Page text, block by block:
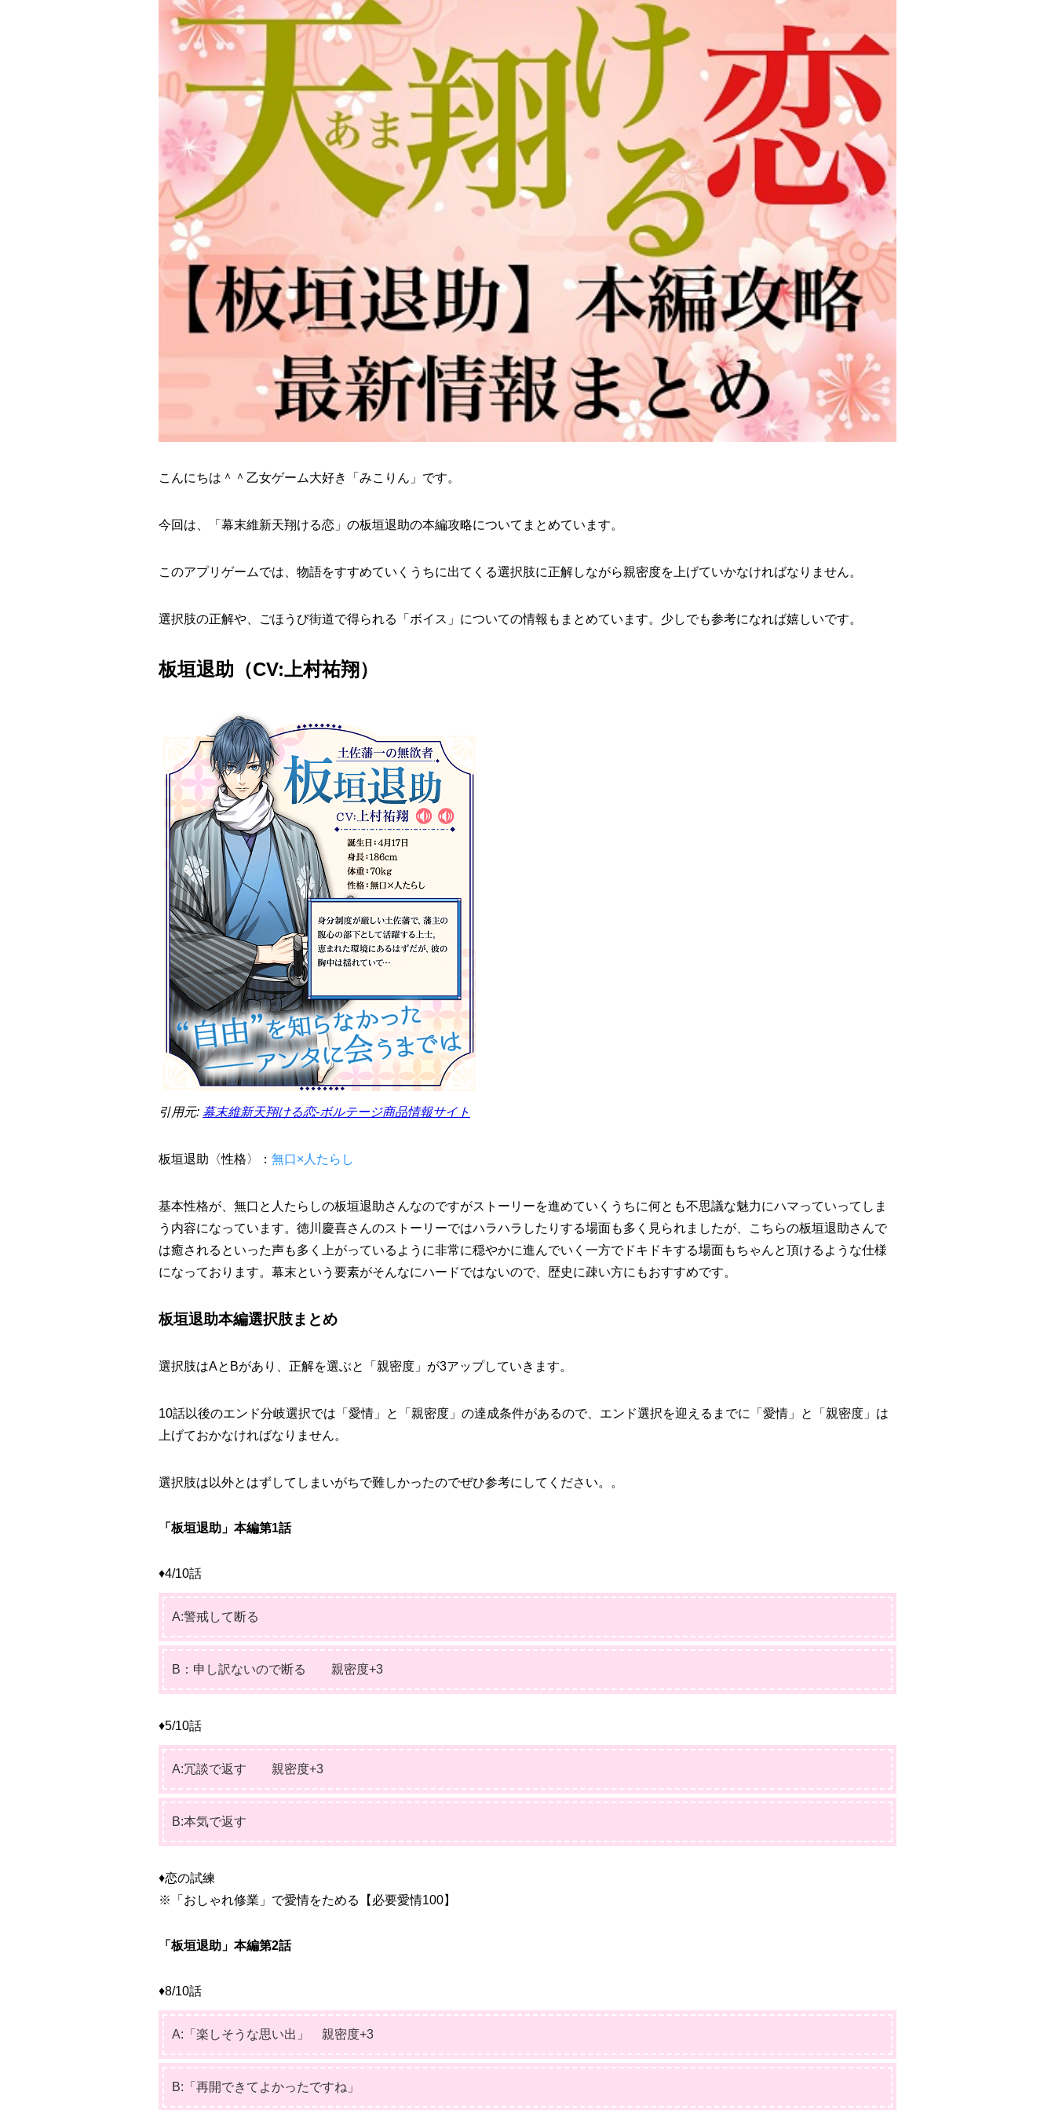
こんにちは＾＾乙女ゲーム大好き「みこりん」です。
今回は、 「幕末維新天翔ける恋」 の板垣退助の本編攻略についてまとめています。
このアプリゲームでは、物語をすすめていくうちに出てくる選択肢に正解しながら親密度を上げていかなければなりません。
選択肢の正解や、ごほうび街道で得られる「ボイス」についての情報もまとめています。少しでも参考になれば嬉しいです。
板垣退助（CV:上村祐翔）
引用元: 幕末維新天翔ける恋-ボルテージ商品情報サイト
板垣退助〈性格〉： 無口×人たらし
基本性格が、無口と人たらしの板垣退助さんなのですがストーリーを進めていくうちに何とも不思議な魅力にハマっていってしま
う内容になっています。徳川慶喜さんのストーリーではハラハラしたりする場面も多く見られましたが、こちらの板垣退助さんで
は癒されるといった声も多く上がっているように非常に穏やかに進んでいく一方でドキドキする場面もちゃんと頂けるような仕様
になっております。幕末という要素がそんなにハードではないので、歴史に疎い方にもおすすめです。
板垣退助本編選択肢まとめ
選択肢はAとBがあり、正解を選ぶと 「親密度」が3アップしていきます。
10話以後のエンド分岐選択では 「愛情」と「親密度」の達成条件があるので、エンド選択を迎えるまでに「愛情」と「親密度」は
上げておかなければなりません。
選択肢は以外とはずしてしまいがちで難しかったのでぜひ参考にしてください。。
「板垣退助」本編第1話
♦4/10話
A:警戒して断る
B：申し訳ないので断る 親密度+3
♦5/10話
A:冗談で返す 親密度+3
B:本気で返す
♦恋の試練
※「おしゃれ修業」で愛情をためる
【必要愛情100】
「板垣退助」本編第2話
♦8/10話
A:「楽しそうな思い出」 親密度+3
B:「再開できてよかったですね」